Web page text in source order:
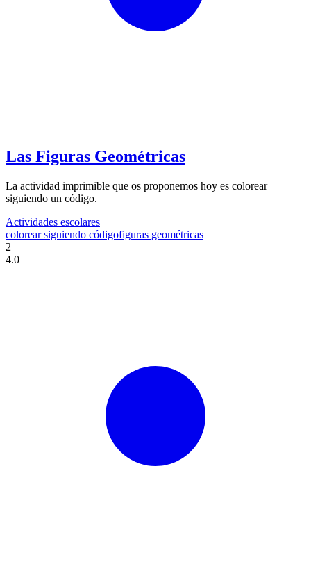
Las Figuras Geométricas
La actividad imprimible que os proponemos hoy es colorear
siguiendo un código.
Actividades escolares
colorear siguiendo códigofiguras geométricas
2
4.0